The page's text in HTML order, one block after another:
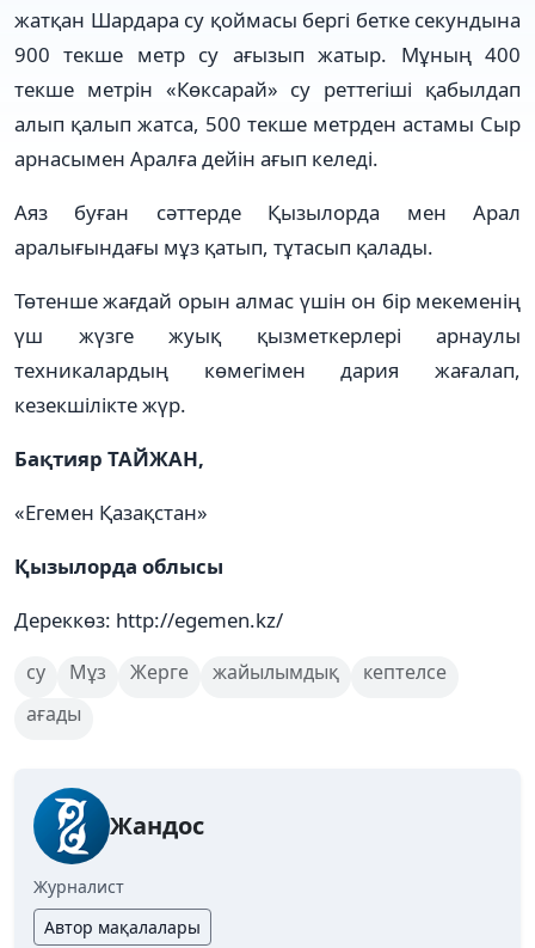
жатқан Шардара су қоймасы бергі бетке секундына
900 текше метр су ағызып жатыр. Мұның 400
текше метрін «Көксарай» су реттегіші қабылдап
алып қалып жатса, 500 текше метрден астамы Сыр
арнасымен Аралға дейін ағып келеді.
Аяз буған сәттерде Қызылорда мен Арал
аралығындағы мұз қатып, тұтасып қалады.
Төтенше жағдай орын алмас үшін он бір мекеменің
үш жүзге жуық қызметкерлері арнаулы
техникалардың көмегімен дария жағалап,
кезекшілікте жүр.
Бақтияр ТАЙЖАН,
«Егемен Қазақстан»
Қызылорда облысы
Дереккөз: http://egemen.kz/
су Мұз Жерге жайылымдық
кептелсе
ағады
Жандос
Журналист
Автор мақалалары